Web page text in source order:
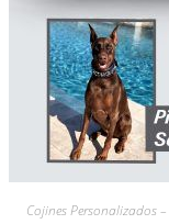
Cojines Personalizados